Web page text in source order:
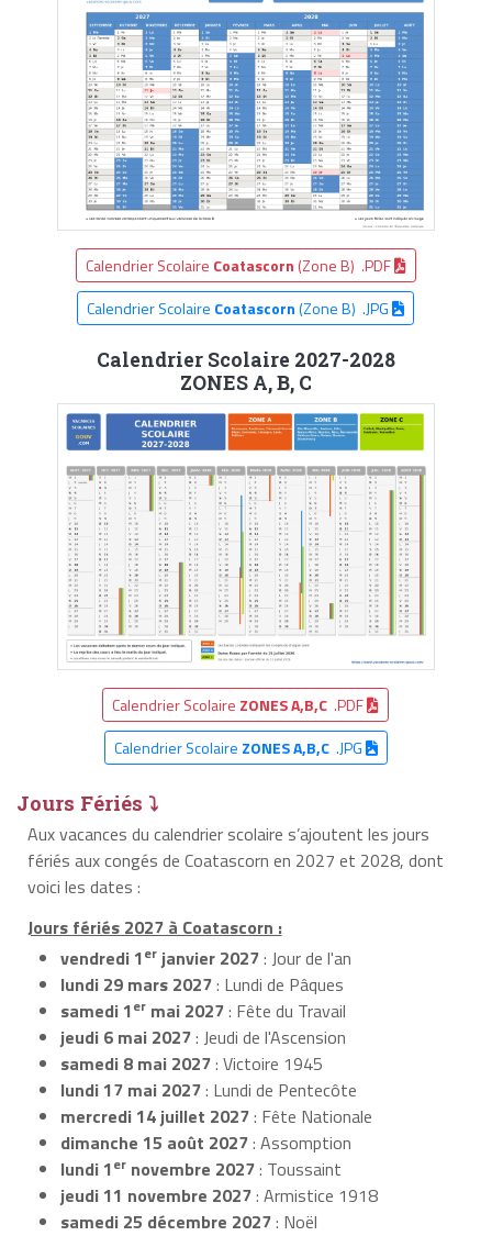
Calendrier Scolaire Coatascorn (Zone B) .PDF
Calendrier Scolaire Coatascorn(Zone B) .JPG
Calendrier Scolaire 2027-2028
ZONES A, B, C
Calendrier Scolaire ZONES A,B,C .PDF
Calendrier Scolaire ZONES A,B,C.JPG
Jours Fériés ⤵
Aux vacances du calendrier scolaire s’ajoutent les jours
fériés aux congés de Coatascorn en 2027 et 2028, dont
voici les dates :
Jours fériés 2027 à Coatascorn :
vendredi 1er janvier 2027: Jour de l'an
lundi 29 mars 2027: Lundi de Pâques
samedi 1er mai 2027: Fête du Travail
jeudi 6 mai 2027: Jeudi de l'Ascension
samedi 8 mai 2027: Victoire 1945
lundi 17 mai 2027: Lundi de Pentecôte
mercredi 14 juillet 2027: Fête Nationale
dimanche 15 août 2027: Assomption
lundi 1er novembre 2027: Toussaint
jeudi 11 novembre 2027: Armistice 1918
samedi 25 décembre 2027: Noël